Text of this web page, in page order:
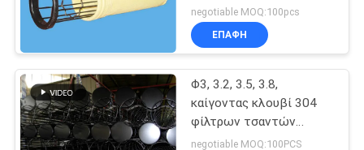
φίλτρων πλευρών
κλουβιών καλυμμένο
ψευδάργυρος
negotiable MOQ:100pcs
ΕΠΑΦΉ
Φ3, 3.2, 3.5, 3.8,
καίγοντας κλουβί 304
φίλτρων τσαντών
σκόνης λεβήτων
negotiable MOQ:100PCS